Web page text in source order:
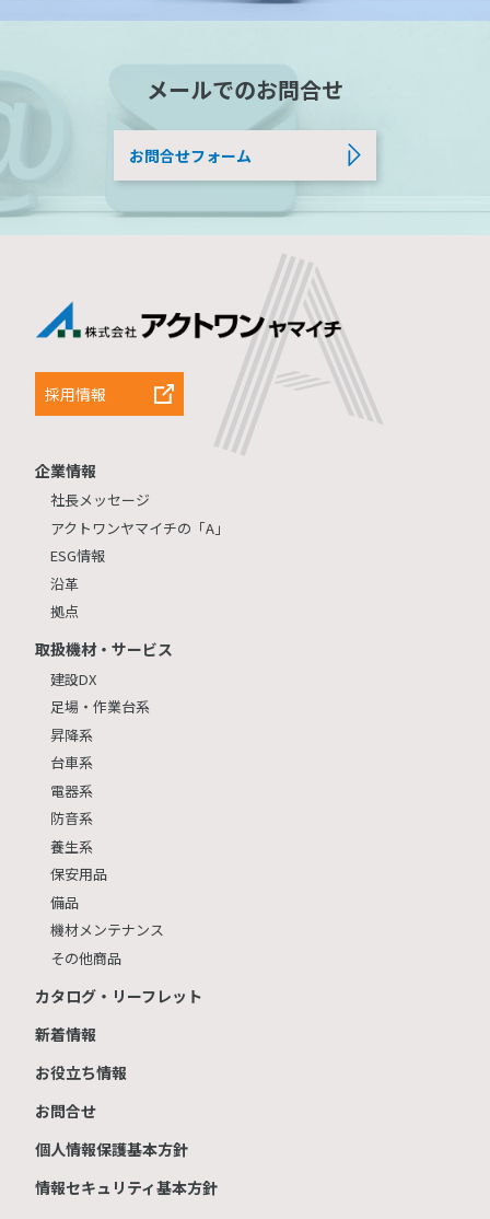
メールでのお問合せ
お問合せフォーム
採用情報
企業情報
社長メッセージ
アクトワンヤマイチの「A」
ESG情報
沿革
拠点
取扱機材・サービス
建設DX
足場・作業台系
昇降系
台車系
電器系
防音系
養生系
保安用品
備品
機材メンテナンス
その他商品
カタログ・リーフレット
新着情報
お役立ち情報
お問合せ
個人情報保護基本方針
情報セキュリティ基本方針